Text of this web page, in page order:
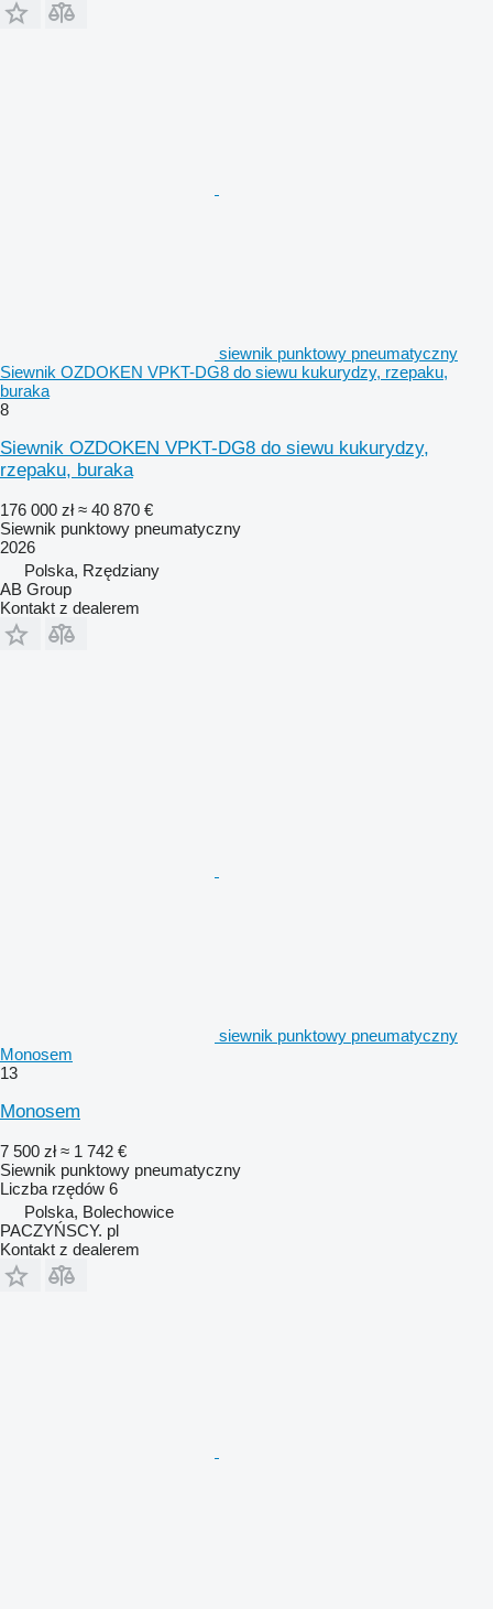
siewnik punktowy pneumatyczny
Siewnik OZDOKEN VPKT-DG8 do siewu kukurydzy, rzepaku,
buraka
8
Siewnik OZDOKEN VPKT-DG8 do siewu kukurydzy,
rzepaku, buraka
176 000 zł ≈ 40 870 €
Siewnik punktowy pneumatyczny
2026
Polska, Rzędziany
AB Group
Kontakt z dealerem
siewnik punktowy pneumatyczny
Monosem
13
Monosem
7 500 zł ≈ 1 742 €
Siewnik punktowy pneumatyczny
Liczba rzędów 6
Polska, Bolechowice
PACZYŃSCY. pl
Kontakt z dealerem